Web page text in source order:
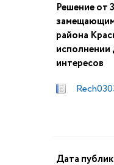
Решение от
района
интересов
Дата